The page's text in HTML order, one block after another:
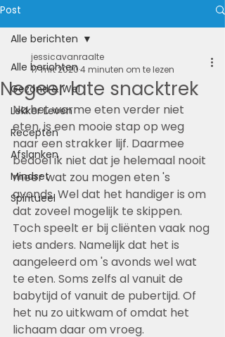
Post
Alle berichten
Gezond & Wel
Lekker Leven
Recepten
Afslanken
Mindset
Spiritueel
Alle berichten
Negeer late snacktrek
jessicavanraalte
17 mrt 20204 minuten om te lezen
Na het warme eten verder niet
eten, is een mooie stap op weg
naar een strakker lijf. Daarmee
bedoel ik niet dat je helemaal nooit
meer wat zou mogen eten 's
avonds. Wel dat het handiger is om
dat zoveel mogelijk te skippen.
Toch speelt er bij cliënten vaak nog
iets anders. Namelijk dat het is
aangeleerd om 's avonds wel wat
te eten. Soms zelfs al vanuit de
babytijd of vanuit de pubertijd. Of
het nu zo uitkwam of omdat het
lichaam daar om vroeg.